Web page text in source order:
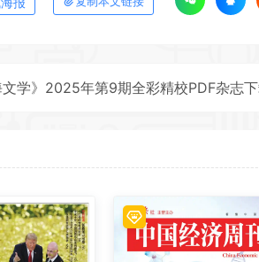
文学》2025年第9期全彩精校PDF杂志